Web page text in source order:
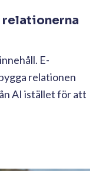
E-
relationen
AI istället för att